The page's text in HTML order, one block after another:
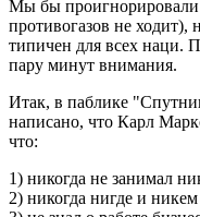
Мы бы проигнорировали
противогазов не ходит),
типичен для всех наци.
пару минут внимания.
Итак, в паблике
написано, что Карл
что:
1) никогда не занимал
2) никогда нигде и